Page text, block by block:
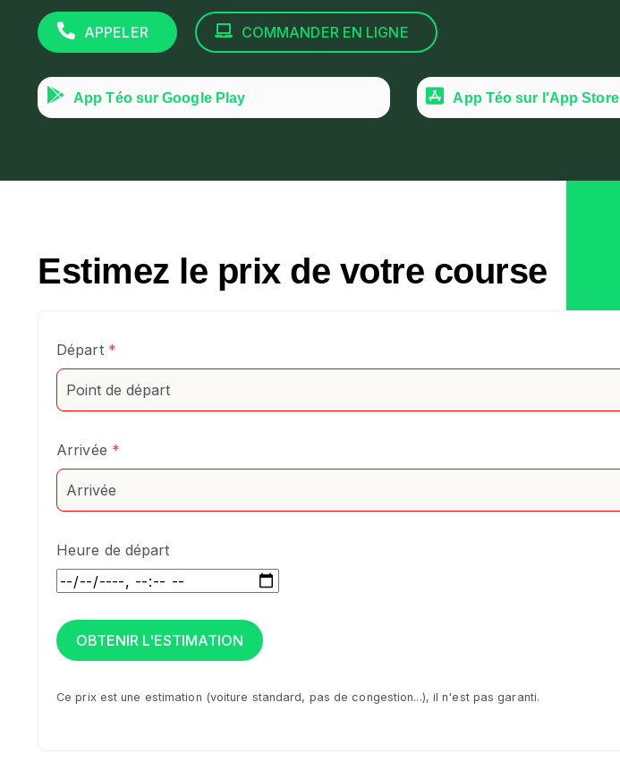
APPELER COMMANDER EN LIGNE
App Téo sur Google Play App Téo sur l'App Store
Estimez le prix de votre course
Départ *
Arrivée *
Heure de départ
Ce prix est une estimation (voiture standard, pas de congestion...), il n'est pas garanti.